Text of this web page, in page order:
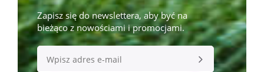
Zapisz się do newslettera, aby być na
bieżąco z nowościami i promocjami.